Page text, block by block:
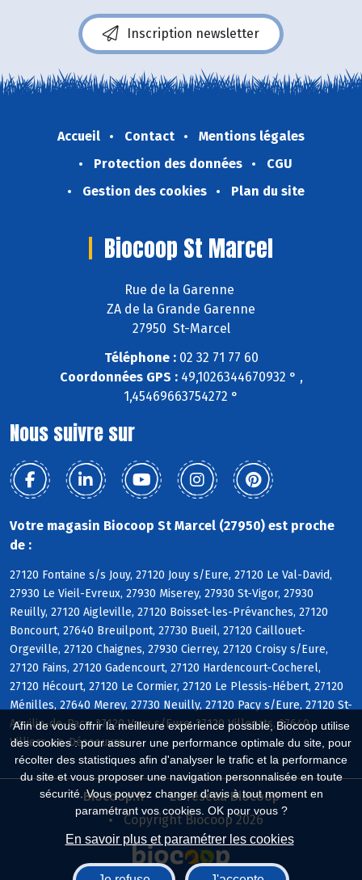
Afin de vous offrir la meilleure expérience possible, Biocoop utilise
des cookies : pour assurer une performance optimale du site, pour
récolter des statistiques afin d'analyser le trafic et la performance
du site et vous proposer une navigation personnalisée en toute
sécurité. Vous pouvez changer d'avis à tout moment en
paramétrant vos cookies. OK pour vous ?
En savoir plus et paramétrer les cookies
Inscription newsletter
Accueil Contact
Mentions légales
Protection des données
CGU
Gestion des cookies
Plan du site
Biocoop St Marcel
Rue de la Garenne
ZA de la Grande Garenne
27950 St-Marcel
Téléphone :02 32 71 77 60
Coordonnées GPS :49,1026344670932 ° ,
1,45469663754272 °
Nous suivre sur
Votre magasin Biocoop St Marcel (27950) est proche
de :
27120 Fontaine s/s Jouy, 27120 Jouy s/Eure, 27120 Le Val-David,
27930 Le Vieil-Evreux, 27930 Miserey, 27930 St-Vigor, 27930
Reuilly, 27120 Aigleville, 27120 Boisset-les-Prévanches, 27120
Boncourt, 27640 Breuilpont, 27730 Bueil, 27120 Caillouet-
Orgeville, 27120 Chaignes, 27930 Cierrey, 27120 Croisy s/Eure,
27120 Fains, 27120 Gadencourt, 27120 Hardencourt-Cocherel,
27120 Hécourt, 27120 Le Cormier, 27120 Le Plessis-Hébert, 27120
Ménilles, 27640 Merey, 27730 Neuilly, 27120 Pacy s/Eure, 27120 St-
Aquilin-de-Pacy, 27120 Vaux s/Eure, 27120 Villegats, 27640
Villiers-en-Désoeuvre
Biocoop.fr
Le réseau Biocoop
Copyright Biocoop 2026